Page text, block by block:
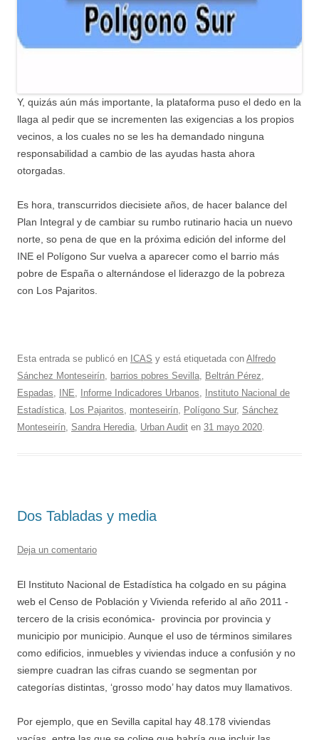
Y, quizás aún más importante, la plataforma puso el dedo en la
llaga al pedir que se incrementen las exigencias a los propios
vecinos, a los cuales no se les ha demandado ninguna
responsabilidad a cambio de las ayudas hasta ahora
otorgadas.
Es hora, transcurridos diecisiete años, de hacer balance del
Plan Integral y de cambiar su rumbo rutinario hacia un nuevo
norte, so pena de que en la próxima edición del informe del
INE el Polígono Sur vuelva a aparecer como el barrio más
pobre de España o alternándose el liderazgo de la pobreza
con Los Pajaritos.
Esta entrada se publicó en ICAS y está etiquetada con Alfredo
Sánchez Monteseirín
barrios pobres Sevilla Beltrán Pérez
Espadas
INE Informe Indicadores Urbanos
Instituto Nacional de
Estadística
Los Pajaritos monteseirín Polígono Sur, Sánchez
Monteseirín Sandra Heredia Urban Audit en 31 mayo 2020
Dos Tabladas y media
Deja un comentario
El Instituto Nacional de Estadística ha colgado en su página
web el Censo de Población y Vivienda referido al año 2011 -
tercero de la crisis económica- provincia por provincia y
municipio por municipio. Aunque el uso de términos similares
como edificios, inmuebles y viviendas induce a confusión y no
siempre cuadran las cifras cuando se segmentan por
categorías distintas, ‘grosso modo’ hay datos muy llamativos.
Por ejemplo, que en Sevilla capital hay 48.178 viviendas